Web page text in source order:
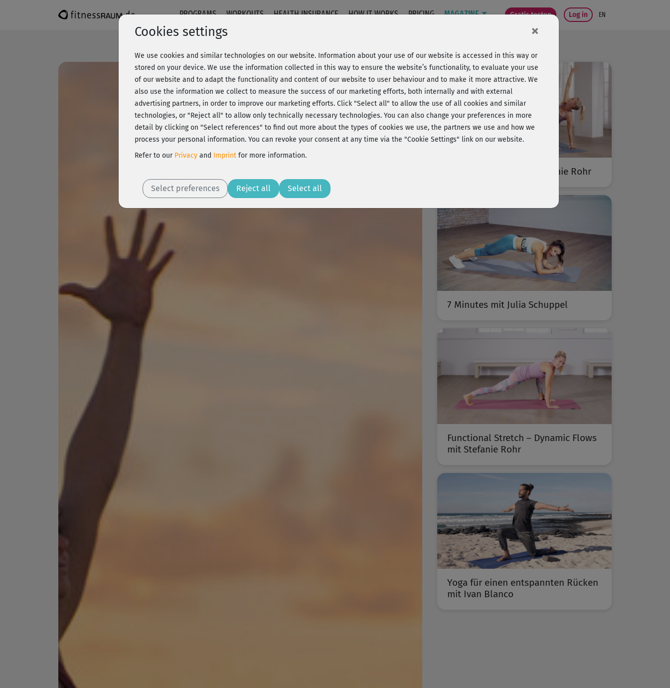
PROGRAMS WORKOUTS HEALTH INSURANCE HOW IT WORKS PRICING MAGAZINE Gratis testen Log in EN
Bodega moves® mit Stefanie Rohr
7 Minutes mit Julia Schuppel
Functional Stretch – Dynamic Flows
mit Stefanie Rohr
Yoga für einen entspannten Rücken
mit Ivan Blanco
Cookies settings ×
We use cookies and similar technologies on our website. Information about your use of our website is accessed in this way or
stored on your device. We use the information collected in this way to ensure the website’s functionality, to evaluate your use
of our website and to adapt the functionality and content of our website to user behaviour and to make it more attractive. We
also use the information we collect to measure the success of our marketing efforts, both internally and with external
advertising partners, in order to improve our marketing efforts. Click "Select all" to allow the use of all cookies and similar
technologies, or "Reject all" to allow only technically necessary technologies. You can also change your preferences in more
detail by clicking on "Select references" to find out more about the types of cookies we use, the partners we use and how we
process your personal information. You can revoke your consent at any time via the "Cookie Settings" link on our website.
Refer to our Privacy and Imprint for more information.
Select preferences Reject all Select all